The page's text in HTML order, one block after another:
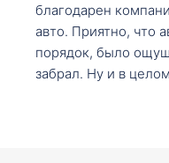
благодарен
авто. Приятно, что
порядок, было
забрал. Ну и в